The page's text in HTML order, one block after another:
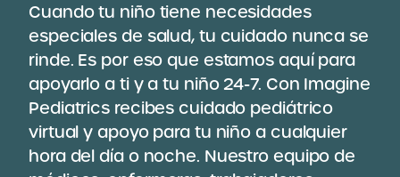
Cuando tu niño tiene necesidades
especiales de salud, tu cuidado nunca se
rinde. Es por eso que estamos aquí para
apoyarlo a ti y a tu niño 24-7. Con Imagine
Pediatrics recibes cuidado pediátrico
virtual y apoyo para tu niño a cualquier
hora del día o noche. Nuestro equipo de